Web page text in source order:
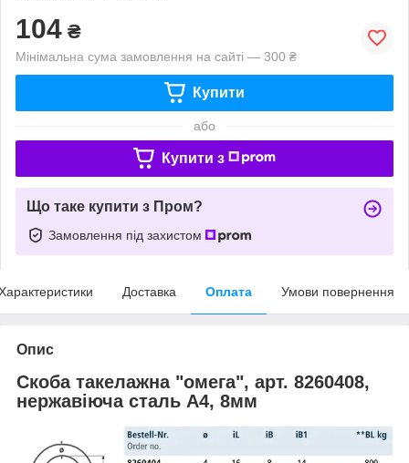
104 ₴
Мінімальна сума замовлення на сайті — 300 ₴
Купити
або
Купити з
Що таке купити з Пром?
Замовлення під захистом
Доставка Оплата Умови повернення
Опис
Скоба такелажна "омега", арт. 8260408,
нержавіюча сталь А4, 8мм